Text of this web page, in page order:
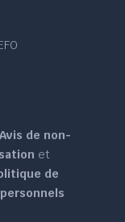
Avis de non-
et
de